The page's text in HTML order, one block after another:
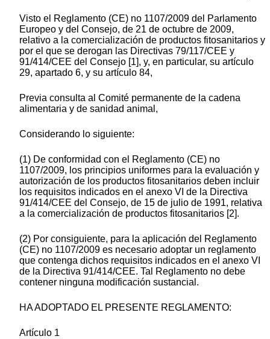
Visto el Reglamento (CE) no 1107/2009 del Parlamento
Europeo y del Consejo, de 21 de octubre de 2009,
relativo a la comercialización de productos fitosanitarios y
por el que se derogan las Directivas 79/117/CEE y
91/414/CEE del Consejo [1], y, en particular, su artículo
29, apartado 6, y su artículo 84,
Previa consulta al Comité permanente de la cadena
alimentaria y de sanidad animal,
Considerando lo siguiente:
(1) De conformidad con el Reglamento (CE) no
1107/2009, los principios uniformes para la evaluación y
autorización de los productos fitosanitarios deben incluir
los requisitos indicados en el anexo VI de la Directiva
91/414/CEE del Consejo, de 15 de julio de 1991, relativa
a la comercialización de productos fitosanitarios [2].
(2) Por consiguiente, para la aplicación del Reglamento
(CE) no 1107/2009 es necesario adoptar un reglamento
que contenga dichos requisitos indicados en el anexo VI
de la Directiva 91/414/CEE. Tal Reglamento no debe
contener ninguna modificación sustancial.
HA ADOPTADO EL PRESENTE REGLAMENTO:
Artículo 1